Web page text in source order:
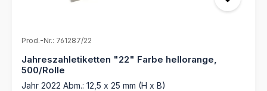
Prod.-Nr.: 761287/22
Jahreszahletiketten "22" Farbe hellorange,
500/Rolle
Jahr 2022 Abm.: 12,5 x 25 mm (H x B)